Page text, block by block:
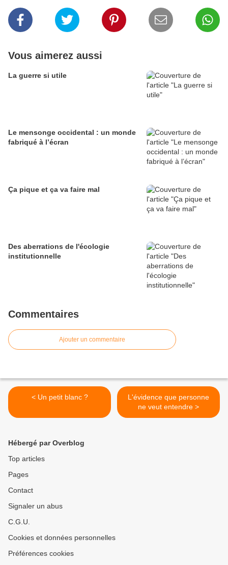
Vous aimerez aussi
La guerre si utile
Le mensonge occidental : un monde
fabriqué à l’écran
Ça pique et ça va faire mal
Des aberrations de l'écologie
institutionnelle
Commentaires
Ajouter un commentaire
< Un petit blanc ?
L'évidence que personne
ne veut entendre >
Hébergé par Overblog
Top articles
Pages
Contact
Signaler un abus
C.G.U.
Cookies et données personnelles
Préférences cookies